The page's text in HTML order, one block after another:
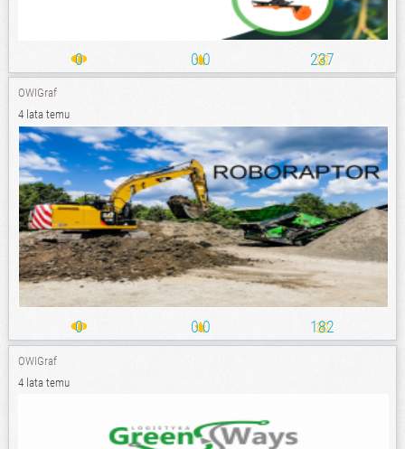
0 0.0 237
OWIGraf
4 lata temu
0 0.0 182
OWIGraf
4 lata temu